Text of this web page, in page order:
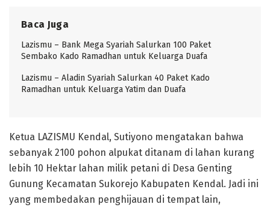
Baca Juga
Lazismu – Bank Mega Syariah Salurkan 100 Paket
Sembako Kado Ramadhan untuk Keluarga Duafa
Lazismu – Aladin Syariah Salurkan 40 Paket Kado
Ramadhan untuk Keluarga Yatim dan Duafa
Ketua LAZISMU Kendal, Sutiyono mengatakan bahwa
sebanyak 2100 pohon alpukat ditanam di lahan kurang
lebih 10 Hektar lahan milik petani di Desa Genting
Gunung Kecamatan Sukorejo Kabupaten Kendal. Jadi ini
yang membedakan penghijauan di tempat lain,